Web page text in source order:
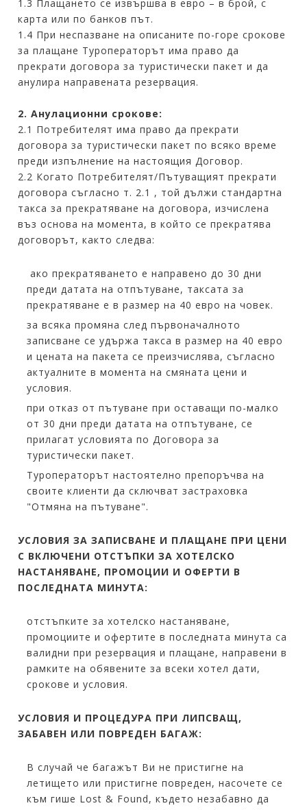
1.3 Плащането се извършва в евро – в брой, с
карта или по банков път.
1.4 При неспазване на описаните по-горе срокове
за плащане Туроператорът има право да
прекрати договора за туристически пакет и да
анулира направената резервация.
2. Анулационни срокове:
2.1 Потребителят има право да прекрати
договора за туристически пакет по всяко време
преди изпълнение на настоящия Договор.
2.2 Когато Потребителят/Пътуващият прекрати
договора съгласно т. 2.1 , той дължи стандартна
такса за прекратяване на договора, изчислена
въз основа на момента, в който се прекратява
договорът, както следва:
ако прекратяването е направено до 30 дни
преди датата на отпътуване, таксата за
прекратяване е в размер на 40 евро на човек.
за всяка промяна след първоначалното
записване се удържа такса в размер на 40 евро
и цената на пакета се преизчислява, съгласно
актуалните в момента на смяната цени и
условия.
при отказ от пътуване при оставащи по-малко
от 30 дни преди датата на отпътуване, се
прилагат условията по Договора за
туристически пакет.
Туроператорът настоятелно препоръчва на
своите клиенти да сключват застраховка
"Отмяна на пътуване".
УСЛОВИЯ ЗА ЗАПИСВАНЕ И ПЛАЩАНЕ ПРИ ЦЕНИ
С ВКЛЮЧЕНИ ОТСТЪПКИ ЗА ХОТЕЛСКО
НАСТАНЯВАНЕ, ПРОМОЦИИ И ОФЕРТИ В
ПОСЛЕДНАТА МИНУТА:
отстъпките за хотелско настаняване,
промоциите и офертите в последната минута са
валидни при резервация и плащане, направени в
рамките на обявените за всеки хотел дати,
срокове и условия.
УСЛОВИЯ И ПРОЦЕДУРА ПРИ ЛИПСВАЩ,
ЗАБАВЕН ИЛИ ПОВРЕДЕН БАГАЖ:
В случай че багажът Ви не пристигне на
летището или пристигне повреден, насочете се
към гише Lost & Found, където незабавно да